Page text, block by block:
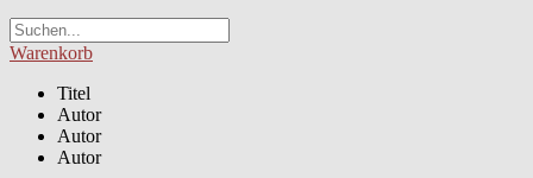
Warenkorb
Titel
Autor
Autor
Autor